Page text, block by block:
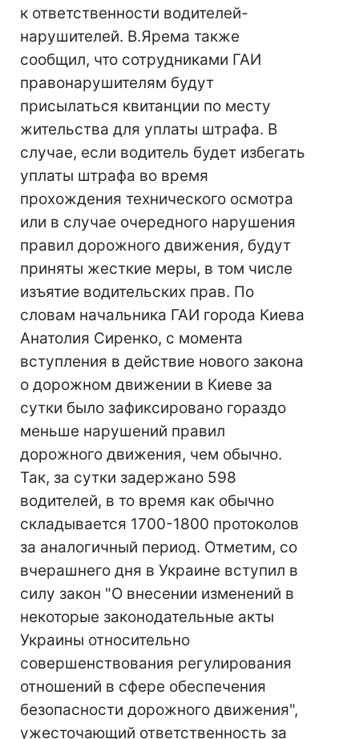
к ответственности водителей-
нарушителей. В.Ярема также
сообщил, что сотрудниками ГАИ
правонарушителям будут
присылаться квитанции по месту
жительства для уплаты штрафа. В
случае, если водитель будет избегать
уплаты штрафа во время
прохождения технического осмотра
или в случае очередного нарушения
правил дорожного движения, будут
приняты жесткие меры, в том числе
изъятие водительских прав. По
словам начальника ГАИ города Киева
Анатолия Сиренко, с момента
вступления в действие нового закона
о дорожном движении в Киеве за
сутки было зафиксировано гораздо
меньше нарушений правил
дорожного движения, чем обычно.
Так, за сутки задержано 598
водителей, в то время как обычно
складывается 1700-1800 протоколов
за аналогичный период. Отметим, со
вчерашнего дня в Украине вступил в
силу закон "О внесении изменений в
некоторые законодательные акты
Украины относительно
совершенствования регулирования
отношений в сфере обеспечения
безопасности дорожного движения",
ужесточающий ответственность за